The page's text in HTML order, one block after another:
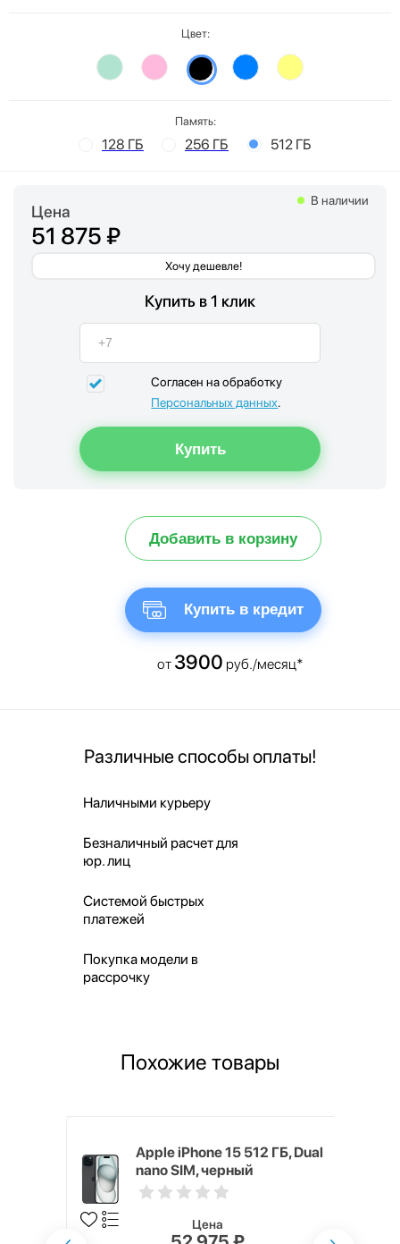
Цвет:
Память:
128 ГБ 256 ГБ 512 ГБ
Цена
51 875 ₽
Хочу дешевле!
В наличии
Купить в 1 клик
Согласен на обработку
Персональных данных.
Добавить в корзину
Купить в кредит
от 3900 руб./месяц*
Различные способы оплаты!
Наличными курьеру
Безналичный расчет для
юр. лиц
Системой быстрых
платежей
Покупка модели в
рассрочку
Похожие товары
Apple iPhone 15 512 ГБ, Dual
nano SIM, черный
Цена